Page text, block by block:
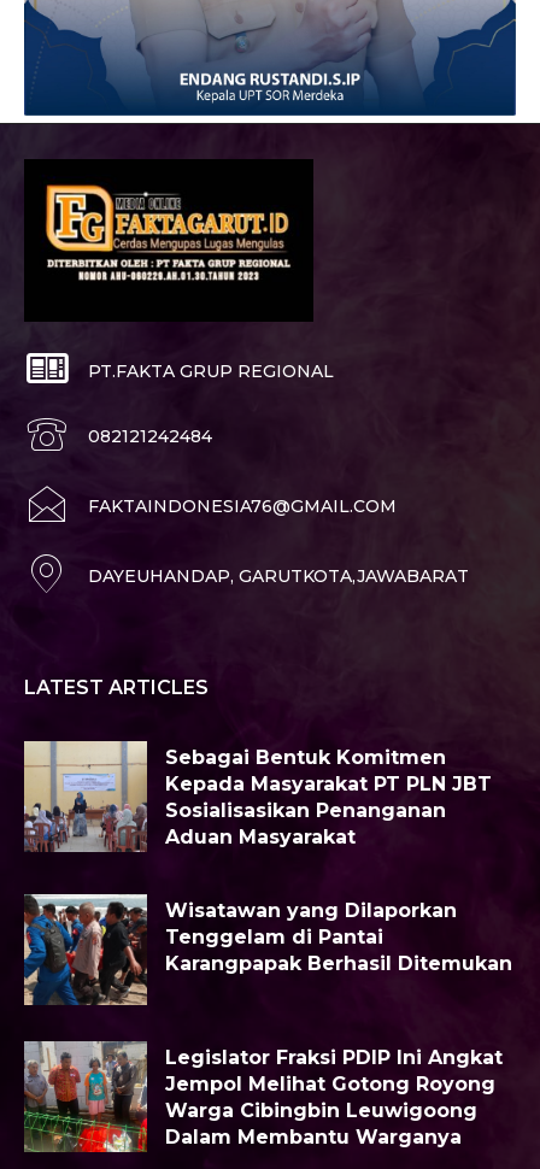
PT.FAKTA GRUP REGIONAL
082121242484
FAKTAINDONESIA76@GMAIL.COM
DAYEUHANDAP, GARUTKOTA,JAWABARAT
LATEST ARTICLES
Sebagai Bentuk Komitmen
Kepada Masyarakat PT PLN JBT
Sosialisasikan Penanganan
Aduan Masyarakat
Wisatawan yang Dilaporkan
Tenggelam di Pantai
Karangpapak Berhasil Ditemukan
Legislator Fraksi PDIP Ini Angkat
Jempol Melihat Gotong Royong
Warga Cibingbin Leuwigoong
Dalam Membantu Warganya